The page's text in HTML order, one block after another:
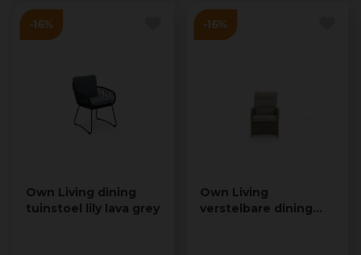
Own Living dining
tuinstoel lily lava grey
Own Living
verstelbare dining